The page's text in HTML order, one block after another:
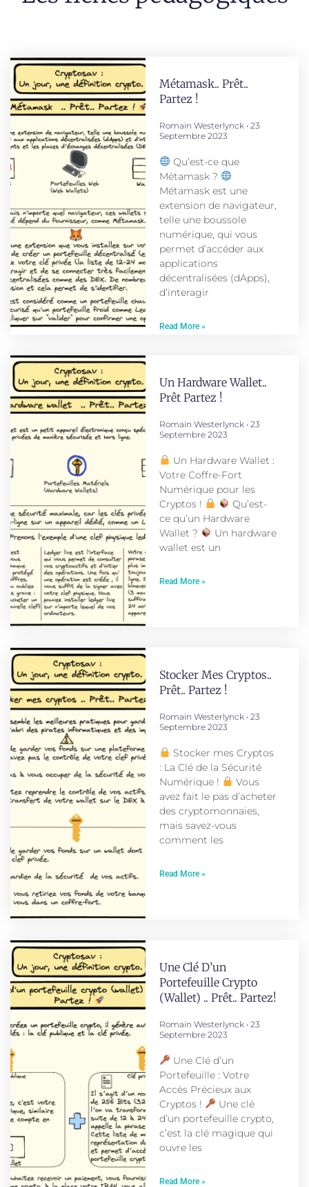
Métamask.. Prêt..
Partez !
Romain Westerlynck 23
Septembre 2023
Qu’est-ce que
Métamask ?
Métamask est une
extension de navigateur,
telle une boussole
numérique, qui vous
permet d’accéder aux
applications
décentralisées (dApps),
d’interagir
Read More »
Un Hardware Wallet..
Prêt Partez !
Romain Westerlynck 23
Septembre 2023
Un Hardware Wallet :
Votre Coffre-Fort
Numérique pour les
Cryptos !
Qu’est-
ce qu’un Hardware
Wallet ?
Un hardware
wallet est un
Read More »
Stocker Mes Cryptos..
Prêt.. Partez !
Romain Westerlynck 23
Septembre 2023
Stocker mes Cryptos
: La Clé de la Sécurité
Numérique !
Vous
avez fait le pas d’acheter
des cryptomonnaies,
mais savez-vous
comment les
Read More »
Une Clé D’un
Portefeuille Crypto
(wallet) .. Prêt.. Partez!
Romain Westerlynck 23
Septembre 2023
Une Clé d’un
Portefeuille : Votre
Accès Précieux aux
Cryptos !
Une clé
d’un portefeuille crypto,
c’est la clé magique qui
ouvre les
Read More »